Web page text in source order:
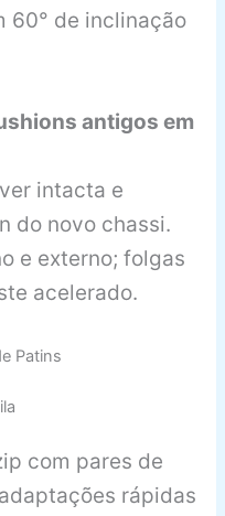
60° de inclinação
antigos em
intacta e
do novo chassi.
e externo; folgas
acelerado.
Patins
com pares de
rápidas